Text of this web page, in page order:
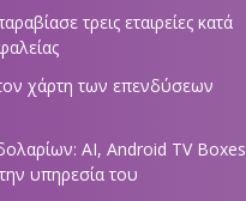
τρεις εταιρείες κατά
χάρτη των επενδύσεων
AI, Android TV Boxes
υπηρεσία του